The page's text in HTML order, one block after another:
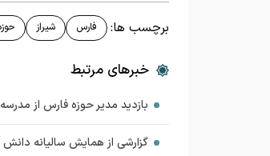
برچسب ها: فارس شیراز
خبرهای مرتبط
بازدید مدیر حوزه فارس از
گزارشی از همایش سالیانه